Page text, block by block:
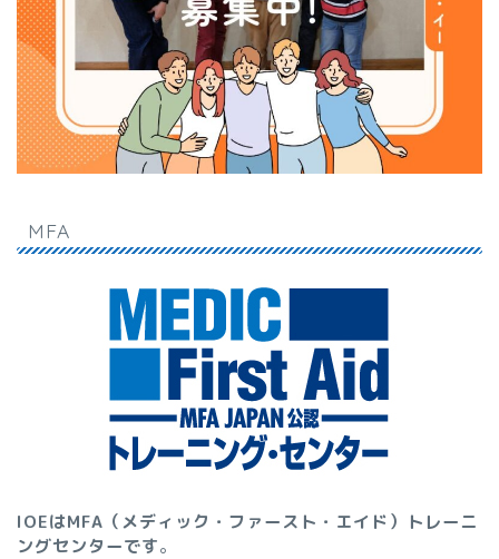
MFA
IOEはMFA（メディック・ファースト・エイド）トレーニ
ングセンターです。